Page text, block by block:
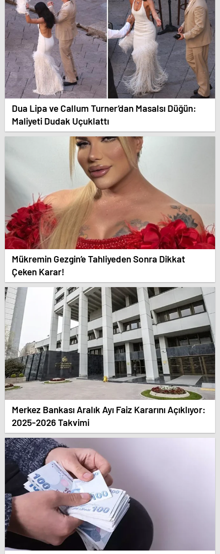
Dua Lipa ve Callum Turner’dan Masalsı Düğün:
Maliyeti Dudak Uçuklattı
Mükremin Gezgin’e Tahliyeden Sonra Dikkat
Çeken Karar!
Merkez Bankası Aralık Ayı Faiz Kararını Açıklıyor:
2025-2026 Takvimi